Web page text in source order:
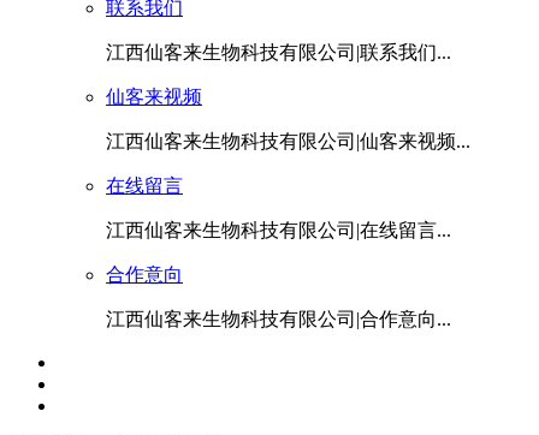
联系我们
江西仙客来生物科技有限公司|联系我们...
仙客来视频
江西仙客来生物科技有限公司|仙客来视频...
在线留言
江西仙客来生物科技有限公司|在线留言...
合作意向
江西仙客来生物科技有限公司|合作意向...